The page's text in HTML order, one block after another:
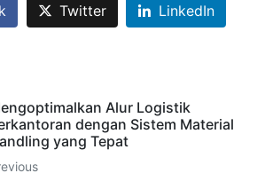
Twitter LinkedIn
Alur Logistik
dengan Sistem Material
yang Tepat